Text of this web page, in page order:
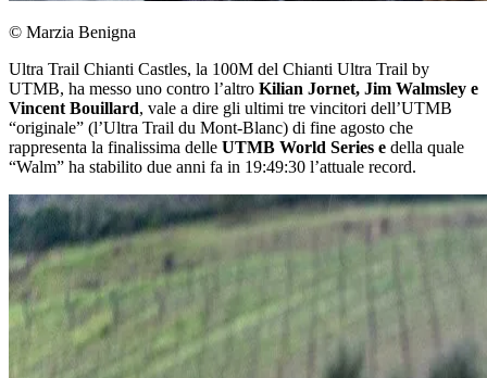
© Marzia Benigna
Ultra Trail Chianti Castles, la 100M del Chianti Ultra Trail by
UTMB, ha messo uno contro l’altro Kilian Jornet, Jim Walmsley e
Vincent Bouillard, vale a dire gli ultimi tre vincitori dell’UTMB
“originale” (l’Ultra Trail du Mont-Blanc) di fine agosto che
rappresenta la finalissima delle UTMB World Series e della quale
“Walm” ha stabilito due anni fa in 19:49:30 l’attuale record.